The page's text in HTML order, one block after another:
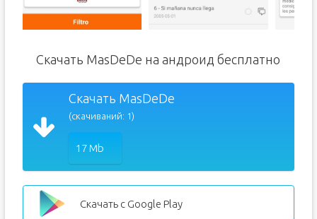
Скачать MasDeDe на андроид бесплатно
Скачать MasDeDe
(скачиваний: 1)
17 Mb
Скачать с Google Play